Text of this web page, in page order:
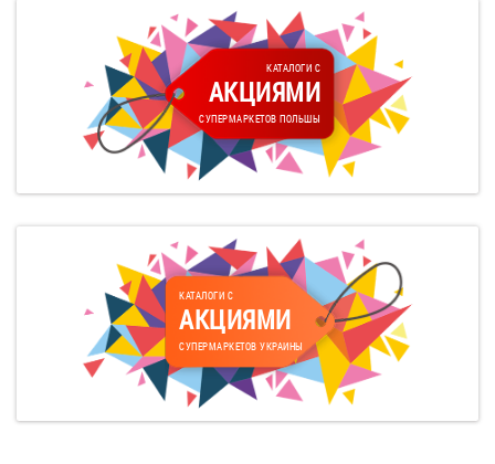
КАТАЛОГИ С
АКЦИЯМИ
СУПЕРМАРКЕТОВ ПОЛЬШЫ
КАТАЛОГИ С
АКЦИЯМИ
СУПЕРМАРКЕТОВ УКРАИНЫ